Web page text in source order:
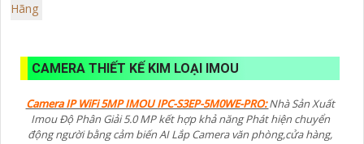
Hãng
CAMERA THIẾT KẾ KIM LOẠI IMOU
Camera IP WiFi 5MP IMOU IPC-S3EP-5M0WE-PRO:Nhà Sản Xuất
Imou Độ Phân Giải 5.0 MP kết hợp khả năng Phát hiện chuyển
động người bằng cảm biến AI Lắp Camera văn phòng,cửa hàng,